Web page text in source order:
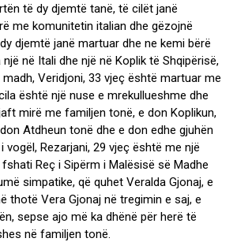
të dy djemtë tanë, të cilët janë
me komunitetin italian dhe gëzojnë
djemtë janë martuar dhe ne kemi bërë
në Itali dhe një në Koplik të Shqipërisë,
madh, Veridjoni, 33 vjeç është martuar me
është një nuse e mrekullueshme dhe
mirë me familjen tonë, e don Koplikun,
Atdheun tonë dhe e don edhe gjuhën
vogël, Rezarjani, 29 vjeç është me një
Reç i Sipërm i Malësisë së Madhe
simpatike, që quhet Veralda Gjonaj, e
thotë Vera Gjonaj në tregimin e saj, e
sepse ajo më ka dhënë për herë të
në familjen tonë.